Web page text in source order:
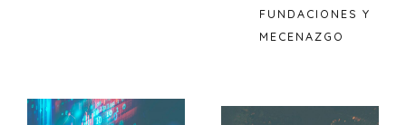
FUNDACIONES Y
MECENAZGO